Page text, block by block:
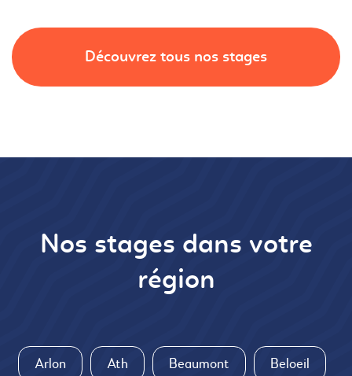
Découvrez tous nos stages
Nos stages dans votre
région
Arlon Ath Beaumont Beloeil